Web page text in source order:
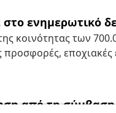
στο ενημερωτικό
της κοινότητας των
προσφορές, εποχιακές
από τη σύμβαση